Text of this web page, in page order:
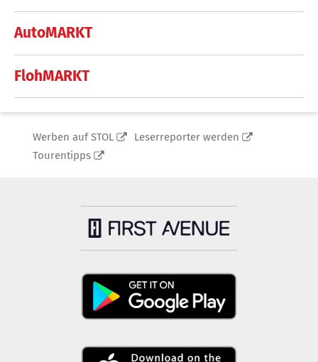
AutoMARKT
FlohMARKT
Werben auf STOL
Leserreporter werden
Tourentipps